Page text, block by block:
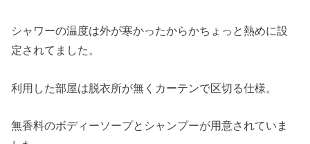
シャワーの温度は外が寒かったからかちょっと熱めに設
定されてました。
利用した部屋は脱衣所が無くカーテンで区切る仕様。
無香料のボディーソープとシャンプーが用意されていま